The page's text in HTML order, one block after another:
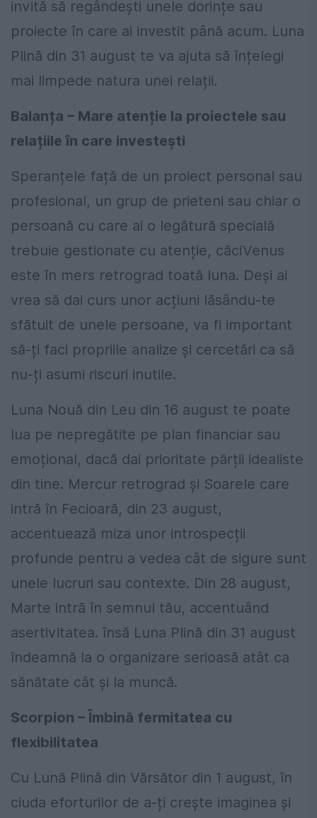
invită să regândești unele dorințe sau
proiecte în care ai investit până acum. Luna
Plină din 31 august te va ajuta să înțelegi
mai limpede natura unei relații.
Balanța – Mare atenție la proiectele sau
relațiile în care investești
Speranțele față de un proiect personal sau
profesional, un grup de prieteni sau chiar o
persoană cu care ai o legătură specială
trebuie gestionate cu atenție, căciVenus
este în mers retrograd toată luna. Deși ai
vrea să dai curs unor acțiuni lăsându-te
sfătuit de unele persoane, va fi important
să-ți faci propriile analize și cercetări ca să
nu-ți asumi riscuri inutile.
Luna Nouă din Leu din 16 august te poate
lua pe nepregătite pe plan financiar sau
emoțional, dacă dai prioritate părții idealiste
din tine. Mercur retrograd și Soarele care
intră în Fecioară, din 23 august,
accentuează miza unor introspecții
profunde pentru a vedea cât de sigure sunt
unele lucruri sau contexte. Din 28 august,
Marte intră în semnul tău, accentuând
asertivitatea. însă Luna Plină din 31 august
îndeamnă la o organizare serioasă atât ca
sănătate cât și la muncă.
Scorpion – Îmbină fermitatea cu
flexibilitatea
Cu Lună Plină din Vărsător din 1 august, în
ciuda eforturilor de a-ți crește imaginea și